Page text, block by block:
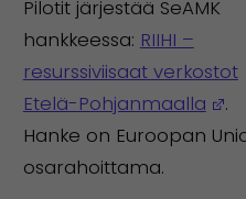
Pilotit järjestää SeAMK
hankkeessa: RIIHI –
resurssiviisaat verkostot
Etelä-Pohjanmaalla
.
Hanke on Euroopan
osarahoittama.